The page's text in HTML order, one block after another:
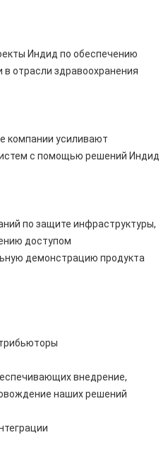
Индид по обеспечению
в отрасли здравоохранения
компании усиливают
с помощью решений Индид
по защите инфраструктуры,
доступом
демонстрацию продукта
внедрение,
наших решений